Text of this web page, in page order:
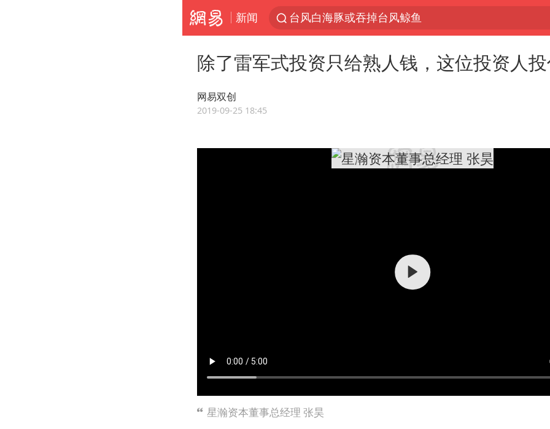
新闻
台风白海豚或吞掉台风鲸鱼
佛得角门将亮相智利俱乐部主场
宇树科技发行价格150.80元/股
24小时不关空调 电费会更低吗
把党建设得更加坚强有力
郑国霖回应去景区上班被保安拦下
CIA被曝已秘密设立古巴工作组
除了雷军式投资只给熟人钱，这位投资人
网易双创
2019-09-25 18:45
星瀚资本董事总经理 张昊